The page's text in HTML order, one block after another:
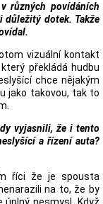
různých povídáních
důležitý dotek. Takže
vizuální kontakt
překládá hudbu
chce nějakým
jako takovou, tak to
vyjasnili, že i tento
a řízení auta?
říci že je spousta
na to, že by